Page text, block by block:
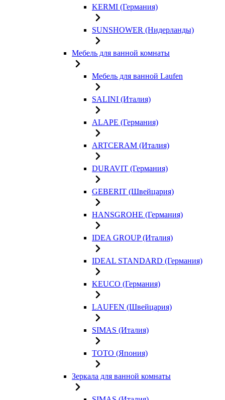
KERMI (Германия)
SUNSHOWER (Нидерланды)
Мебель для ванной комнаты
Мебель для ванной Laufen
SALINI (Италия)
ALAPE (Германия)
ARTCERAM (Италия)
DURAVIT (Германия)
GEBERIT (Швейцария)
HANSGROHE (Германия)
IDEA GROUP (Италия)
IDEAL STANDARD (Германия)
KEUCO (Германия)
LAUFEN (Швейцария)
SIMAS (Италия)
TOTO (Япония)
Зеркала для ванной комнаты